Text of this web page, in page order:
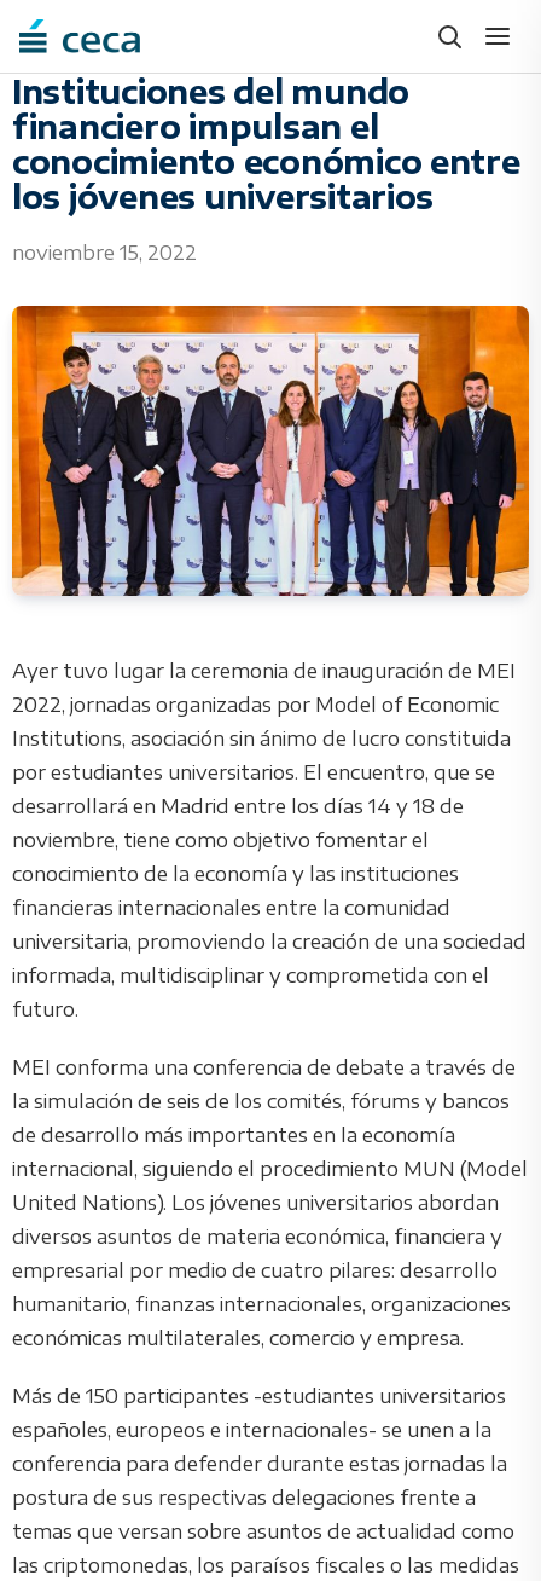
Skip
to
content
Instituciones del mundo
financiero impulsan el
conocimiento económico entre
los jóvenes universitarios
noviembre 15, 2022
Ayer tuvo lugar la ceremonia de inauguración de MEI
2022, jornadas organizadas por Model of Economic
Institutions, asociación sin ánimo de lucro constituida
por estudiantes universitarios. El encuentro, que se
desarrollará en Madrid entre los días 14 y 18 de
noviembre, tiene como objetivo fomentar el
conocimiento de la economía y las instituciones
financieras internacionales entre la comunidad
universitaria, promoviendo la creación de una sociedad
informada, multidisciplinar y comprometida con el
futuro.
MEI conforma una conferencia de debate a través de
la simulación de seis de los comités, fórums y bancos
de desarrollo más importantes en la economía
internacional, siguiendo el procedimiento MUN (Model
United Nations). Los jóvenes universitarios abordan
diversos asuntos de materia económica, financiera y
empresarial por medio de cuatro pilares: desarrollo
humanitario, finanzas internacionales, organizaciones
económicas multilaterales, comercio y empresa.
Más de 150 participantes -estudiantes universitarios
españoles, europeos e internacionales- se unen a la
conferencia para defender durante estas jornadas la
postura de sus respectivas delegaciones frente a
temas que versan sobre asuntos de actualidad como
las criptomonedas, los paraísos fiscales o las medidas